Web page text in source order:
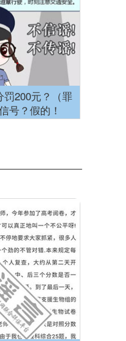
罚200元？（罪
号？假的！